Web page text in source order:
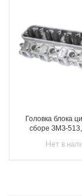
Головка блока
сборе ЗМЗ-
Нет в